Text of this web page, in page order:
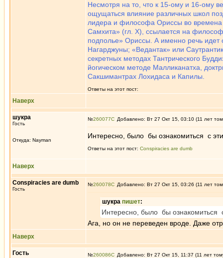
Несмотря на то, что к 15-ому и 16-ому
ощущаться влияние различных школ
лидера и философа Ориссы во времена
Самхита» (гл. Х), ссылается на
подполье» Ориссы. А именно речь идет
Нагарджуны; «Ведантак» или
секретных методах Тантрического
йогическом методе Малликанатха,
Сакшимантрах Лохидаса и Капилы.
Ответы на этот пост:
Наверх
шукра
Гость
Откуда: Nayman
№260077 Добавлено: Вт 27 Окт 15, 03:10 (11 лет
Интересно, было бы ознакомиться с
Ответы на этот пост: Conspiracies are dumb
Наверх
Conspiracies are dumb
Гость
№260078 Добавлено: Вт 27 Окт 15, 03:26 (11 лет
шукра пишет:
Интересно, было бы ознакомиться
Ага, но он не переведен вроде. Даже
Наверх
Гость №260086 Добавлено: Вт 27 Окт 15, 11:37 (11 лет